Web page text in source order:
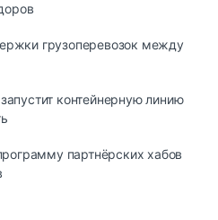
грузоперевозок между
контейнерную линию
партнёрских хабов